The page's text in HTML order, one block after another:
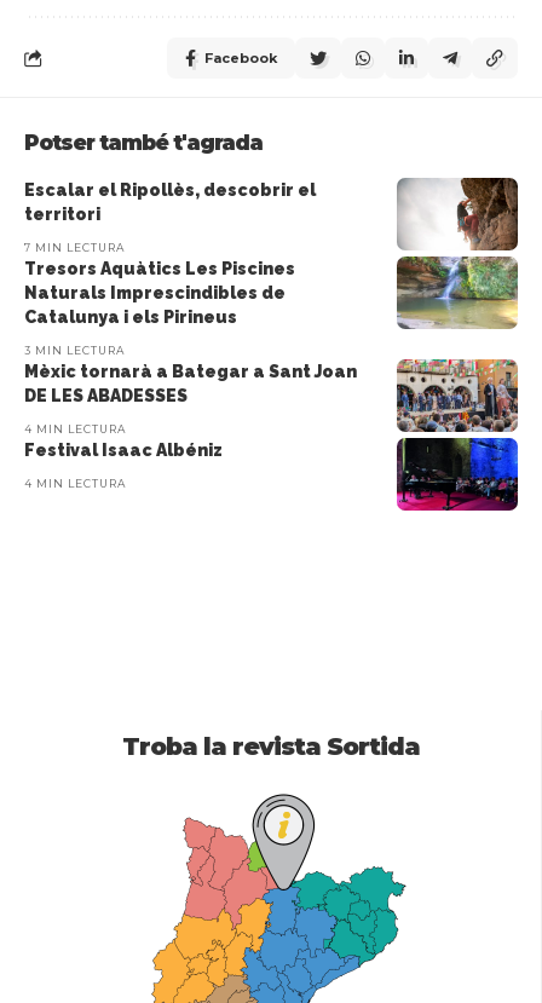
Facebook
Potser també t'agrada
Escalar el Ripollès, descobrir el
territori
7 MIN LECTURA
Tresors Aquàtics Les Piscines
Naturals Imprescindibles de
Catalunya i els Pirineus
3 MIN LECTURA
Mèxic tornarà a Bategar a Sant Joan
DE LES ABADESSES
4 MIN LECTURA
Festival Isaac Albéniz
4 MIN LECTURA
Troba la revista Sortida